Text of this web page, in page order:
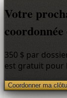
Votre
350 $ par
est gratuit pour
Coordonner ma